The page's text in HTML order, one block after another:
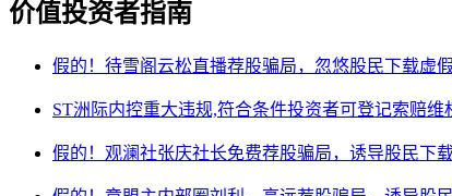
价值投资者指南
假的！待雪阁云松直播荐股骗局，忽悠股民下载虚
ST洲际内控重大违规,符合条件投资者可登记索赔维
假的！观澜社张庆社长免费荐股骗局，诱导股民下